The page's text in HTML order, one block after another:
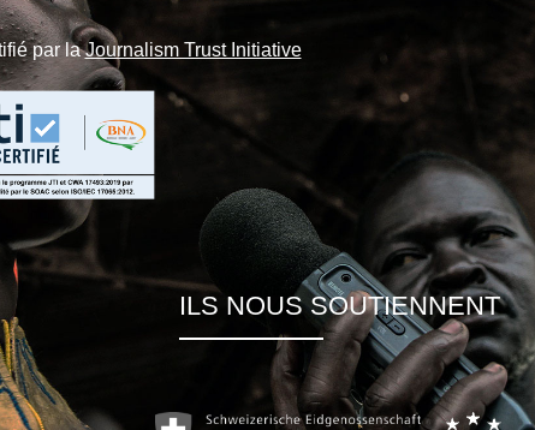
par laJournalism Trust Initiative
ILS NOUS SOUTIENNENT